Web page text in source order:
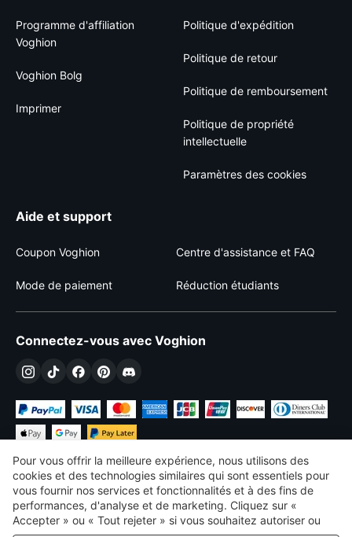
Programme d'affiliation
Voghion
Voghion Bolg
Imprimer
Politique d'expédition
Politique de retour
Politique de remboursement
Politique de propriété
intellectuelle
Paramètres des cookies
Aide et support
Coupon Voghion Centre d'assistance et FAQ
Mode de paiement Réduction étudiants
Connectez-vous avec Voghion
€ EUR France
Pour vous offrir la meilleure expérience, nous utilisons des
cookies et des technologies similaires qui sont essentiels pour
vous fournir nos services et fonctionnalités et à des fins de
performances, d'analyse et de marketing. Cliquez sur «
Accepter » ou « Tout rejeter » si vous souhaitez autoriser ou